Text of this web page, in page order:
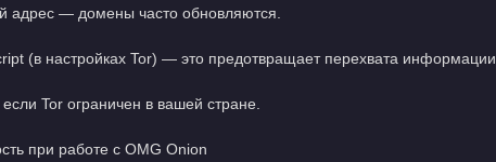
адрес — домены часто обновляются.
(в настройках Tor) — это предотвращает перехвата информации.
Tor ограничен в вашей стране.
при работе с OMG Onion